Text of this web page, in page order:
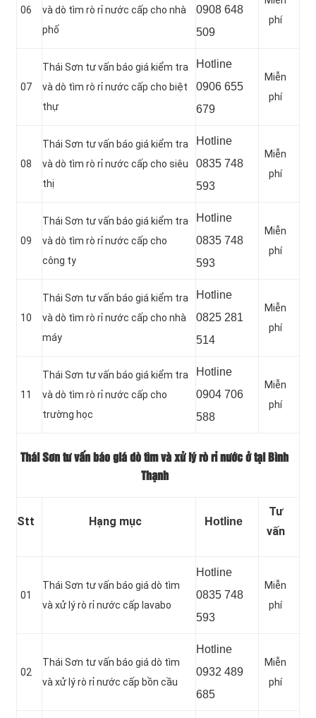
06
và dò tìm rò rỉ nước cấp cho nhà
phố
0908 648
509
phí
07
Thái Sơn tư vấn báo giá kiểm tra
và dò tìm rò rỉ nước cấp cho biệt
thự
Hotline
0906 655
679
Miễn
phí
08
Thái Sơn tư vấn báo giá kiểm tra
và dò tìm rò rỉ nước cấp cho siêu
thị
Hotline
0835 748
593
Miễn
phí
09
Thái Sơn tư vấn báo giá kiểm tra
và dò tìm rò rỉ nước cấp cho
công ty
Hotline
0835 748
593
Miễn
phí
10
Thái Sơn tư vấn báo giá kiểm tra
và dò tìm rò rỉ nước cấp cho nhà
máy
Hotline
0825 281
514
Miễn
phí
11
Thái Sơn tư vấn báo giá kiểm tra
và dò tìm rò rỉ nước cấp cho
trường học
Hotline
0904 706
588
Miễn
phí
Thái Sơn tư vấn báo giá dò tìm và xử lý rò rỉ nước ở tại Bình
Thạnh
Stt Hạng mục Hotline
Tư
vấn
01
Thái Sơn tư vấn báo giá dò tìm
và xử lý rò rỉ nước cấp lavabo
Hotline
0835 748
593
Miễn
phí
02
Thái Sơn tư vấn báo giá dò tìm
và xử lý rò rỉ nước cấp bồn cầu
Hotline
0932 489
685
Miễn
phí